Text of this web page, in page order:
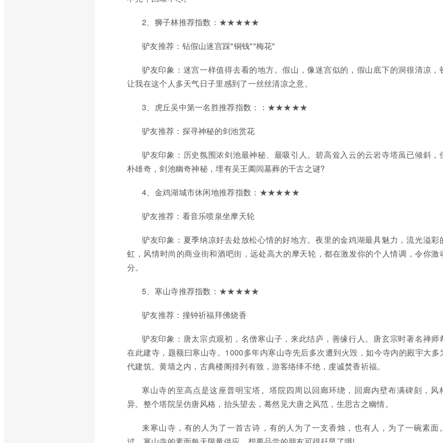
2、狮子林推荐指数：★★★★★
驴友推荐：钻假山迷宫踩"铜钱""梅花"
驴友印象：迷宫一样值得去看的地方。假山，像迷宫似的，假山底下的洞很清凉，
让我在这个人多天气日子里感到了一丝丝清凉之意。
3、虎丘吴中第一名胜推荐指数：：★★★★★
驴友推荐：探寻神秘的剑池赏花
驴友印象：历史氛围浓剑池最神秘、最吸引人。碧高耸入云的云岩寺塔虽已倾斜，
朴雄奇，剑池幽奇神秘，埋有吴王阖闾墓葬的千古之谜?
4、金鸡湖城市休闲地推荐指数：★★★★★
驴友推荐：看音乐喷泉坐摩天轮
驴友印象：夏季纳凉好去处放松心情的好地方。夜里的金鸡湖最具魅力，流光溢彩
虹，风情时尚的商业街和酒吧街，远处高大的摩天轮，都在激发你的个人情调，令你激
分。
5、寒山寺推荐指数：★★★★★
驴友推荐：撞钟祈福拜佛烧香
驴友印象：唐太宗贞观初，名僧寒山子，来此结庐，善缘行人。唐玄宗时著名禅师
在此建寺，题额曰寒山寺。1000多年内寒山寺先后多次遭到火毁，如今寺内的殿宇大多
代建筑。黄墙之内，古典楼阁排列有致，游客络绎不绝，虔诚焚香祈福。
寒山寺的至高点是这座普明宝塔。塔院四周以回廊环绕，回廊内壁布满碑刻，风
异。整个塔院呈仿唐风格，抬头望去，蓦然见大唐之风范，生思古之幽情。
来寒山寺，有的人为了一首古诗，有的人为了一支香烛，也有人，为了一碗素面